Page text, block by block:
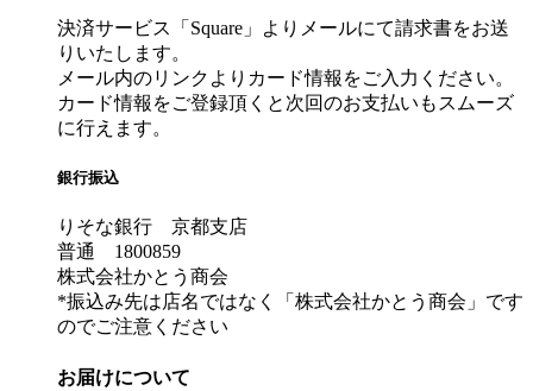
決済サービス「Square」よりメールにて請求書をお送
りいたします。
メール内のリンクよりカード情報をご入力ください。
カード情報をご登録頂くと次回のお支払いもスムーズ
に行えます。
銀行振込
りそな銀行 京都支店
普通 1800859
株式会社かとう商会
*振込み先は店名ではなく「株式会社かとう商会」です
のでご注意ください
お届けについて